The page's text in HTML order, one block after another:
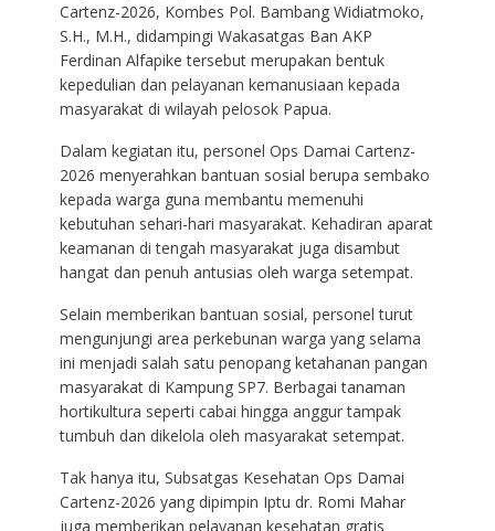
Cartenz-2026, Kombes Pol. Bambang Widiatmoko,
S.H., M.H., didampingi Wakasatgas Ban AKP
Ferdinan Alfapike tersebut merupakan bentuk
kepedulian dan pelayanan kemanusiaan kepada
masyarakat di wilayah pelosok Papua.
Dalam kegiatan itu, personel Ops Damai Cartenz-
2026 menyerahkan bantuan sosial berupa sembako
kepada warga guna membantu memenuhi
kebutuhan sehari-hari masyarakat. Kehadiran aparat
keamanan di tengah masyarakat juga disambut
hangat dan penuh antusias oleh warga setempat.
Selain memberikan bantuan sosial, personel turut
mengunjungi area perkebunan warga yang selama
ini menjadi salah satu penopang ketahanan pangan
masyarakat di Kampung SP7. Berbagai tanaman
hortikultura seperti cabai hingga anggur tampak
tumbuh dan dikelola oleh masyarakat setempat.
Tak hanya itu, Subsatgas Kesehatan Ops Damai
Cartenz-2026 yang dipimpin Iptu dr. Romi Mahar
juga memberikan pelayanan kesehatan gratis